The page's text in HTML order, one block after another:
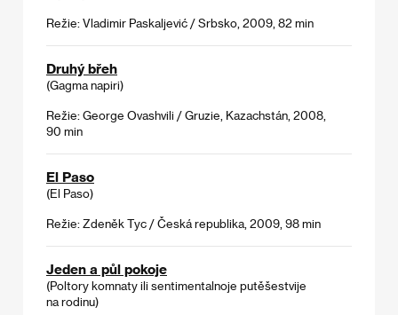
Režie: Vladimir Paskaljević / Srbsko, 2009, 82 min
Druhý břeh
(Gagma napiri)
Režie: George Ovashvili / Gruzie, Kazachstán, 2008,
90 min
El Paso
(El Paso)
Režie: Zdeněk Tyc / Česká republika, 2009, 98 min
Jeden a půl pokoje
(Poltory komnaty ili sentimentalnoje putěšestvije
na rodinu)